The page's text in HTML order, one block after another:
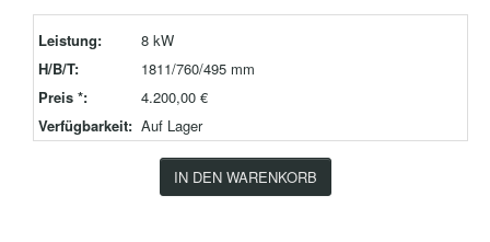
Leistung:
8 kW
H/B/T:
1811/760/495 mm
Preis *:
4.200,00 €
Verfügbarkeit: Auf Lager
IN DEN WARENKORB